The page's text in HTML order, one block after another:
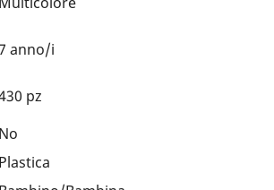
anno/i
pz
No
Plastica